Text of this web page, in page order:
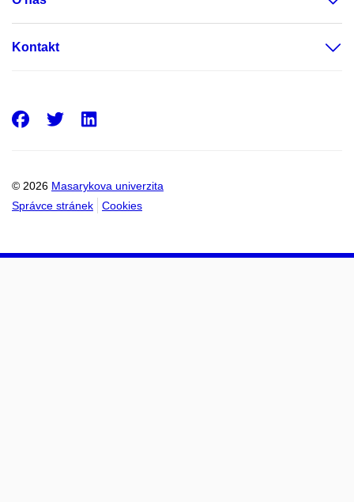
Kontakt
© 2026 Masarykova univerzita
Správce stránek
Cookies
Facebook
Twitter